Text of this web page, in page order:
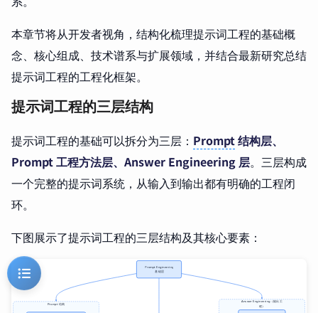
本章节将从开发者视角，结构化梳理提示词工程的基础概
念、核心组成、技术谱系与扩展领域，并结合最新研究总结
提示词工程的工程化框架。
提示词工程的三层结构
提示词工程的基础可以拆分为三层： Prompt结构层、
Prompt 工程方法层、Answer Engineering 层。三层构成
一个完整的提示词系统，从输入到输出都有明确的工程闭
环。
下图展示了提示词工程的三层结构及其核心要素：